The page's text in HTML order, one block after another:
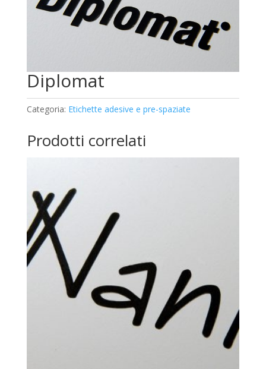
Diplomat
Categoria: Etichette adesive e pre-spaziate
Prodotti correlati